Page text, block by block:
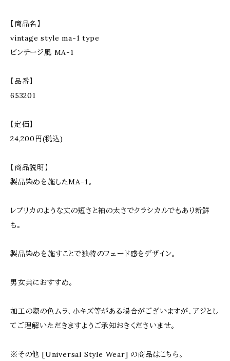
【商品名】
vintage style ma-1 type
ビンテージ風 MA-1
【品番】
653201
【定価】
24,200円(税込)
【商品説明】
製品染めを施したMA-1。
レプリカのような丈の短さと袖の太さでクラシカルでもあり新鮮
も。
製品染めを施すことで独特のフェード感をデザイン。
男女共におすすめ。
加工の際の色ムラ、小キズ等がある場合がございますが、アジとし
てご理解いただきますようご承知おきくださいませ。
※その他 [Universal Style Wear] の商品はこちら。